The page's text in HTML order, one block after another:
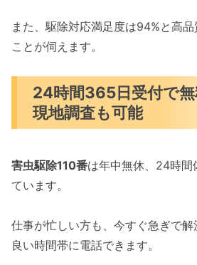
また、駆除対応満足度は94%と高
ことが伺えます。
24時間365日受付で
現地調査も可能
害虫駆除110番は年中無休、24時間
ています。
仕事が忙しい方も、今すぐ急ぎで
良い時間帯に電話できます。